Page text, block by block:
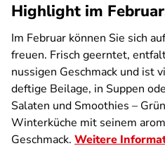
Highlight im
Im Februar können Sie sich
freuen. Frisch geerntet,
nussigen Geschmack und ist
deftige Beilage, in Suppen
Salaten und Smoothies –
Winterküche mit seinem
Geschmack. Weitere